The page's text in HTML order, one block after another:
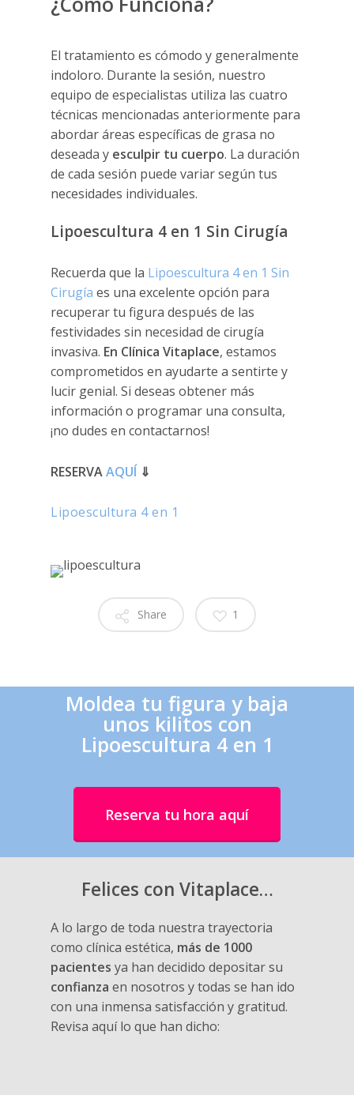
El tratamiento es cómodo y generalmente
indoloro. Durante la sesión, nuestro
equipo de especialistas utiliza las cuatro
técnicas mencionadas anteriormente para
abordar áreas específicas de grasa no
deseada y esculpir tu cuerpo. La duración
de cada sesión puede variar según tus
necesidades individuales.
Lipoescultura 4 en 1 Sin Cirugía
Recuerda que la Lipoescultura 4 en 1 Sin
Cirugía es una excelente opción para
recuperar tu figura después de las
festividades sin necesidad de cirugía
invasiva. En Clínica Vitaplace, estamos
comprometidos en ayudarte a sentirte y
lucir genial. Si deseas obtener más
información o programar una consulta,
¡no dudes en contactarnos!
RESERVAAQUÍ⇓
Lipoescultura 4 en 1
Share 1
Moldea tu figura y baja
unos kilitos con
Lipoescultura 4 en 1
Reserva tu hora aquí
Felices con Vitaplace…
A lo largo de toda nuestra trayectoria
como clínica estética, más de 1000
pacientes ya han decidido depositar su
confianza en nosotros y todas se han ido
con una inmensa satisfacción y gratitud.
Revisa aquí lo que han dicho: